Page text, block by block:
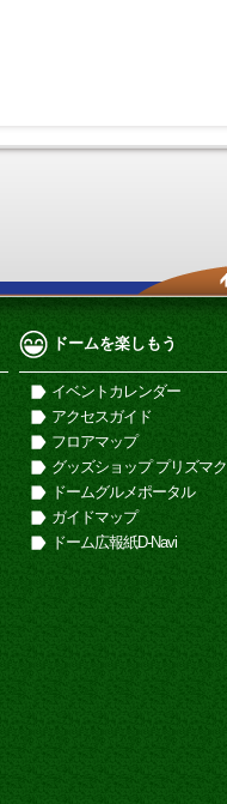
ドームを楽しもう
イベントカレンダー
アクセスガイド
フロアマップ
グッズショップ プリズマ
ドームグルメポータル
ガイドマップ
ドーム広報紙D-Navi